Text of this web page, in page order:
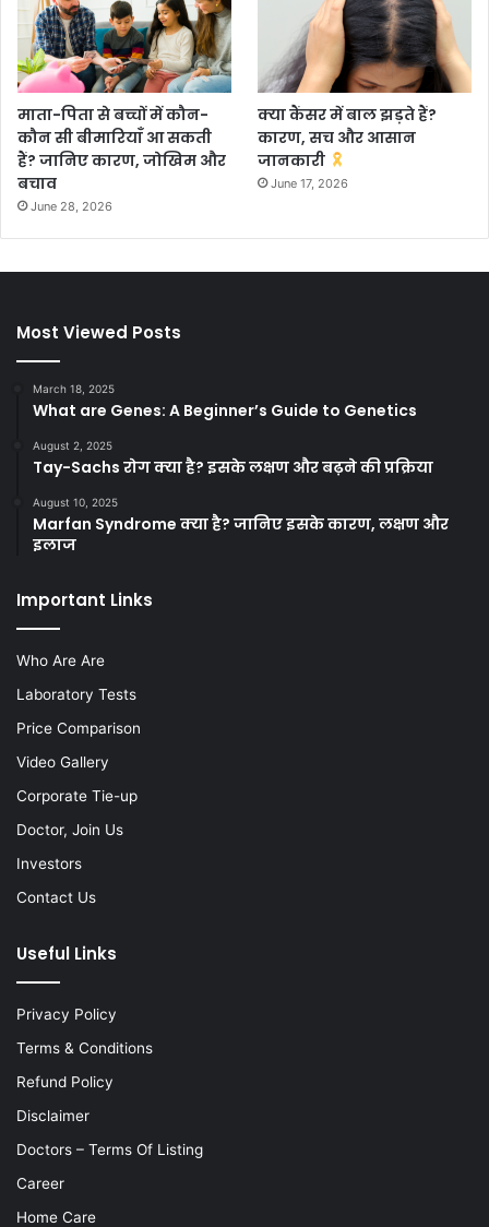
माता-पिता से बच्चों में कौन-
कौन सी बीमारियाँ आ सकती
हैं? जानिए कारण, जोखिम और
बचाव
June 28, 2026
क्या कैंसर में बाल झड़ते हैं?
कारण, सच और आसान
जानकारी
June 17, 2026
Most Viewed Posts
March 18, 2025
What are Genes: A Beginner’s Guide to Genetics
August 2, 2025
Tay-Sachs रोग क्या है? इसके लक्षण और बढ़ने की प्रक्रिया
August 10, 2025
Marfan Syndrome क्या है? जानिए इसके कारण, लक्षण और
इलाज
Important Links
Who Are Are
Laboratory Tests
Price Comparison
Video Gallery
Corporate Tie-up
Doctor, Join Us
Investors
Contact Us
Useful Links
Privacy Policy
Terms & Conditions
Refund Policy
Disclaimer
Doctors – Terms Of Listing
Career
Home Care